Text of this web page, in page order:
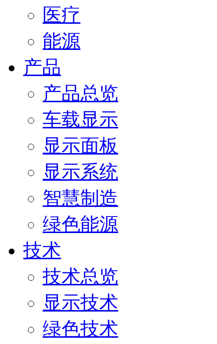
医疗
能源
产品
产品总览
车载显示
显示面板
显示系统
智慧制造
绿色能源
技术
技术总览
显示技术
绿色技术